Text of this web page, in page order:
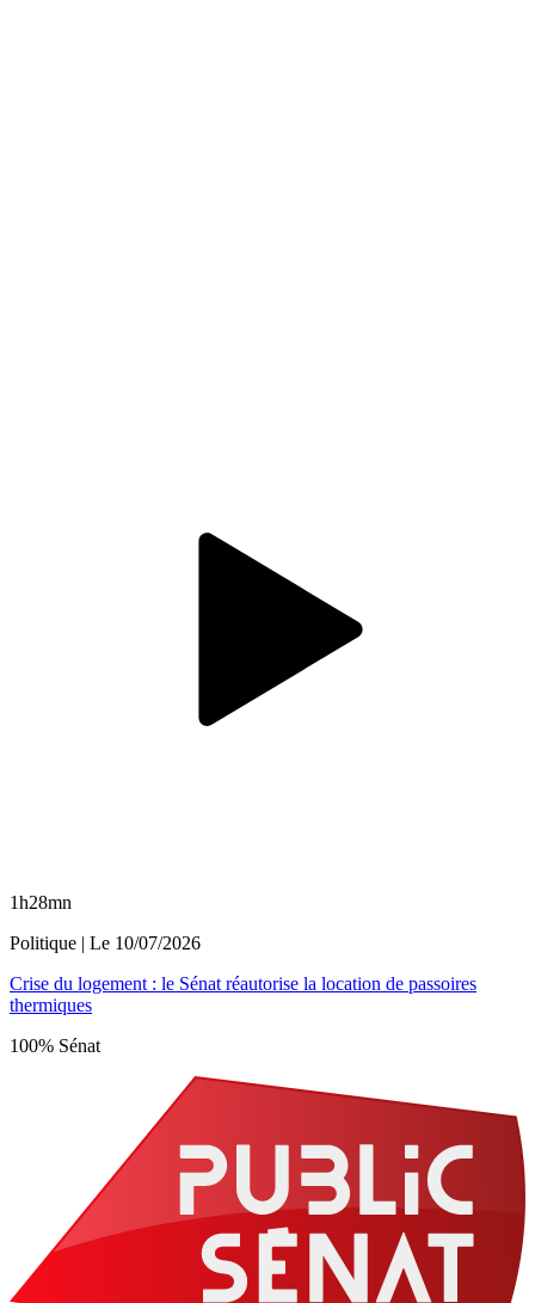
1h28mn
Politique | Le 10/07/2026
Crise du logement : le Sénat réautorise la location de passoires
thermiques
100% Sénat